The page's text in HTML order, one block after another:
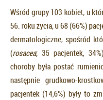
Wśród grupy 103 kobiet, u
56. roku życia, u 68 (66%)
dermatologiczne, spośród
(rosacea; 35 pacjentek,
choroby była postać
następnie grudkowo-
pacjentek (14,6%) były to